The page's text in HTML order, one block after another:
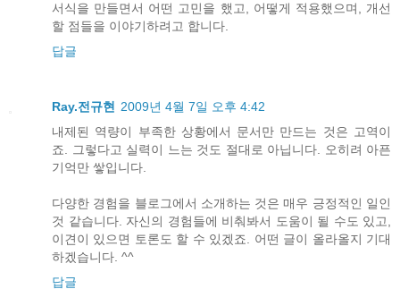
서식을 만들면서 어떤 고민을 했고, 어떻게 적용했으며, 개선
할 점들을 이야기하려고 합니다.
답글
Ray.전규현
2009년 4월 7일 오후 4:42
내제된 역량이 부족한 상황에서 문서만 만드는 것은 고역이
죠. 그렇다고 실력이 느는 것도 절대로 아닙니다. 오히려 아픈
기억만 쌓입니다.
다양한 경험을 블로그에서 소개하는 것은 매우 긍정적인 일인
것 같습니다. 자신의 경험들에 비춰봐서 도움이 될 수도 있고,
이견이 있으면 토론도 할 수 있겠죠. 어떤 글이 올라올지 기대
하겠습니다. ^^
답글